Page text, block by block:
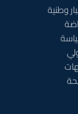
وطنية